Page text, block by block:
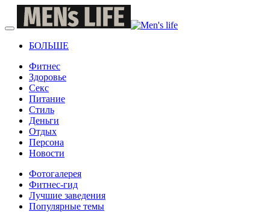
БОЛЬШЕ
Фитнес
Здоровье
Секс
Питание
Стиль
Деньги
Отдых
Персона
Новости
Фотогалерея
Фитнес-гид
Лучшие заведения
Популярные темы